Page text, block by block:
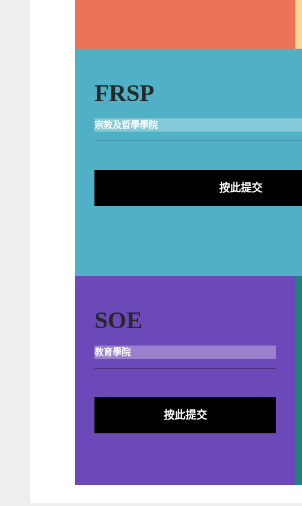
FRSP
宗教及哲學學院
按此提交
SOE
教育學院
按此提交